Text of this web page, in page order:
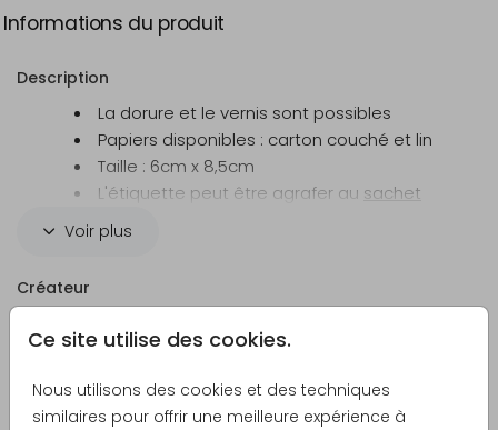
Ce site utilise des cookies.
Nous utilisons des cookies et des techniques
similaires pour offrir une meilleure expérience à
Informations du produit
Description
La dorure et le vernis sont possibles
Papiers disponibles : carton couché et lin
Taille : 6cm x 8,5cm
L'étiquette peut être agrafer au sachet
transparent
Tarif dégressif en fonction du nombre
Voir plus
Créateur
Emballages cadeaux